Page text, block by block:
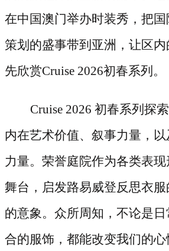
在中国澳门举办时装秀，把
策划的盛事带到亚洲，让区
先欣赏Cruise 2026初春系列。
Cruise 2026 初春系列探
内在艺术价值、叙事力量，
力量。荣誉庭院作为各类表
舞台，启发路易威登反思衣
的意象。众所周知，不论是
合的服饰，都能改变我们的